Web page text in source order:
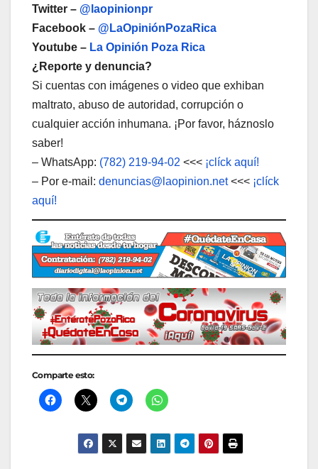
Twitter – @laopinionpr
Facebook – @LaOpiniónPozaRica
Youtube – La Opinión Poza Rica
¿Reporte y denuncia?
Si cuentas con imágenes o video que exhiban
maltrato, abuso de autoridad, corrupción o
cualquier acción inhumana. ¡Por favor, háznoslo
saber!
– WhatsApp: (782) 219-94-02 <<< ¡clíck aquí!
– Por e-mail: denuncias@laopinion.net<<< ¡clíck
aquí!
Comparte esto: